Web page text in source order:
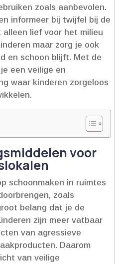
zoals aanbevolen.​
informeer bij twijfel bij de
lief voor het milieu
maar zorg je ook
en schoon blijft.​ Met de
een veilige en
waar kinderen zorgeloos
voor
schoonmaken in ruimtes
zoals
belang dat je de
zijn meer vatbaar
van agressieve
Daarom
van veilige